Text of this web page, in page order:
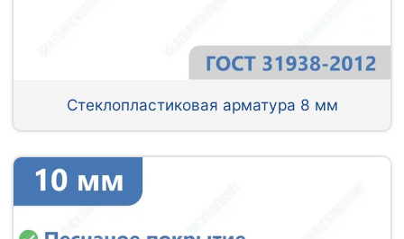
Стеклопластиковая арматура 8 мм